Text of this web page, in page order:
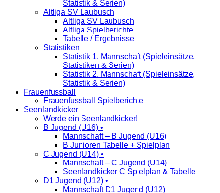
Statistik & Serien)
Altliga SV Laubusch
Altliga SV Laubusch
Altliga Spielberichte
Tabelle / Ergebnisse
Statistiken
Statistik 1. Mannschaft (Spieleinsätze,
Statistiken & Serien)
Statistik 2. Mannschaft (Spieleinsätze,
Statistik & Serien)
Frauenfussball
Frauenfussball Spielberichte
Seenlandkicker
Werde ein Seenlandkicker!
B Jugend (U16) •
Mannschaft – B Jugend (U16)
B Junioren Tabelle + Spielplan
C Jugend (U14) •
Mannschaft – C Jugend (U14)
Seenlandkicker C Spielplan & Tabelle
D1 Jugend (U12) •
Mannschaft D1 Jugend (U12)